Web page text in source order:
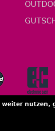
weiter nutzen,